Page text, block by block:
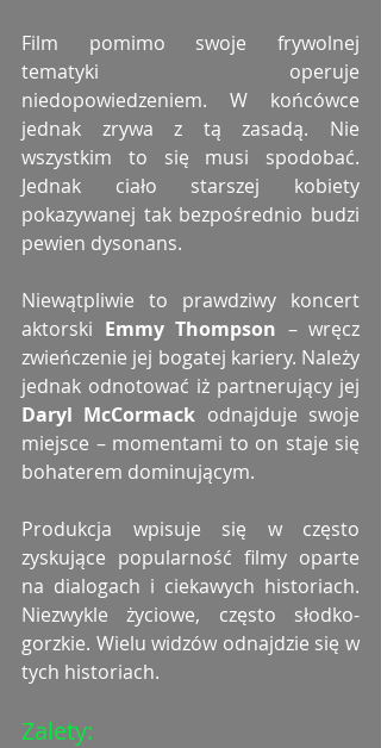
Film pomimo swoje frywolnej
tematyki operuje
niedopowiedzeniem. W końcówce
jednak zrywa z tą zasadą. Nie
wszystkim to się musi spodobać.
Jednak ciało starszej kobiety
pokazywanej tak bezpośrednio budzi
pewien dysonans.
Niewątpliwie to prawdziwy koncert
aktorski Emmy Thompson – wręcz
zwieńczenie jej bogatej kariery. Należy
Daryl McCormack odnajduje swoje
miejsce – momentami to on staje się
bohaterem dominującym.
Produkcja wpisuje się w często
zyskujące popularność filmy oparte
na dialogach i ciekawych historiach.
Niezwykle życiowe, często słodko-
gorzkie. Wielu widzów odnajdzie się w
tych historiach.
Zalety: